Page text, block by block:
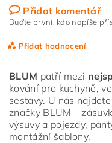
Přidat komentář
Buďte první, kdo napíše
Přidat hodnocení
BLUM patří mezi
kování pro kuchyně,
sestavy. U nás
značky BLUM –
výsuvy a pojezdy,
montážní šablony.